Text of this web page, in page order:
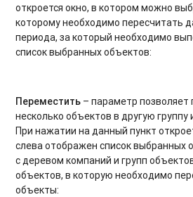
откроется окно, в котором можно
которому необходимо пересчитать
периода, за который необходимо
список выбранных объектов:
Переместить – параметр позволяет
несколько объектов в другую
При нажатии на данный пункт
слева отображен список выбранных
с деревом компаний и групп
объектов, в которую необходимо
объекты: